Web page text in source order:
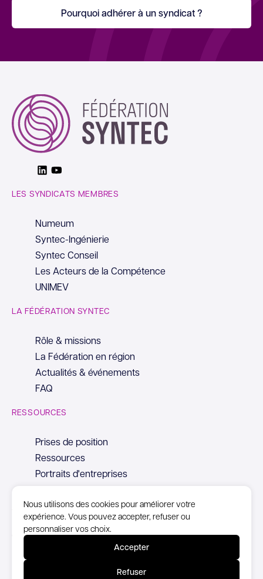
Nous utilisons des cookies pour améliorer votre
expérience. Vous pouvez accepter, refuser ou
personnaliser vos choix.
Accepter
Refuser
Pourquoi adhérer à un syndicat ?
LinkedinYoutube
LES SYNDICATS MEMBRES
Numeum
Syntec-Ingénierie
Syntec Conseil
Les Acteurs de la Compétence
UNIMEV
LA FÉDÉRATION SYNTEC
Rôle & missions
La Fédération en région
Actualités & événements
FAQ
RESSOURCES
Prises de position
Ressources
Portraits d'entreprises
© Copyright Syntec, 2026
Politique de confidentialité